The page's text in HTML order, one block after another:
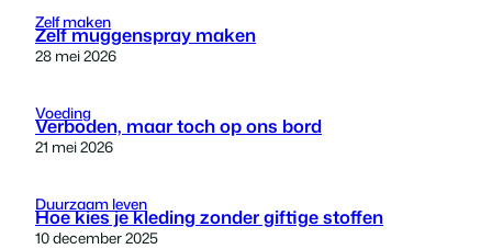
Zelf maken
Zelf muggenspray maken
28 mei 2026
Voeding
Verboden, maar toch op ons bord
21 mei 2026
Duurzaam leven
Hoe kies je kleding zonder giftige stoffen
10 december 2025